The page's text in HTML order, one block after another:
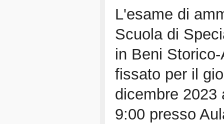
L'esame di
Scuola di
in Beni
fissato per il
dicembre 2023
9:00 presso